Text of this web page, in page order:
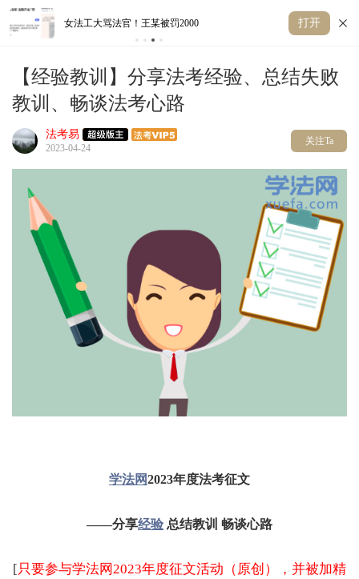
女法工大骂法官！王某被罚2000 张
打开
【经验教训】分享法考经验、总结失败
教训、畅谈法考心路
法考易
2023-04-24
关注Ta
学法网2023年度法考征文
——分享经验 总结教训 畅谈心路
[只要参与学法网2023年度征文活动（原创），并被加精